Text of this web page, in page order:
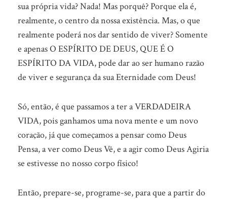
sua própria vida? Nada! Mas porquê? Porque ela é,
realmente, o centro da nossa existência. Mas, o que
realmente poderá nos dar sentido de viver? Somente
e apenas O ESPÍRITO DE DEUS, QUE É O
ESPÍRITO DA VIDA, pode dar ao ser humano razão
de viver e segurança da sua Eternidade com Deus!
Só, então, é que passamos a ter a VERDADEIRA
VIDA, pois ganhamos uma nova mente e um novo
coração, já que começamos a pensar como Deus
Pensa, a ver como Deus Vê, e a agir como Deus Agiria
se estivesse no nosso corpo físico!
Então, prepare-se, programe-se, para que a partir do